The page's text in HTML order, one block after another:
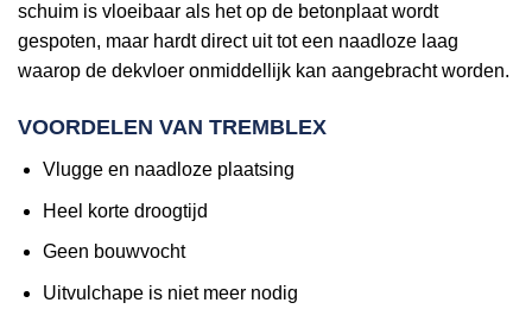
schuim is vloeibaar als het op de betonplaat wordt
gespoten, maar hardt direct uit tot een naadloze laag
waarop de dekvloer onmiddellijk kan aangebracht worden.
VOORDELEN VAN TREMBLEX
Vlugge en naadloze plaatsing
Heel korte droogtijd
Geen bouwvocht
Uitvulchape is niet meer nodig